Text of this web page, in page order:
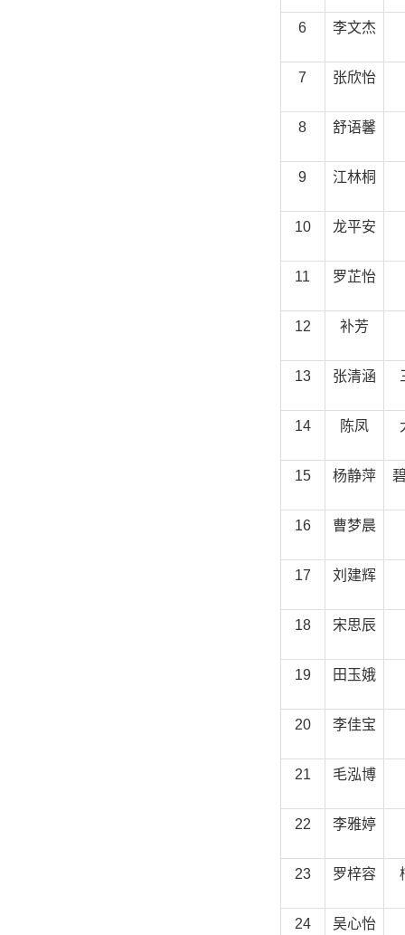
6 李文杰
7 张欣怡
8 舒语馨
9 江林桐
10 龙平安
11 罗芷怡
12 补芳
13 张清涵
14 陈凤
15 杨静萍
16 曹梦晨
17 刘建辉
18 宋思辰
19 田玉娥
20 李佳宝
21 毛泓博
22 李雅婷
23 罗梓容
24 吴心怡